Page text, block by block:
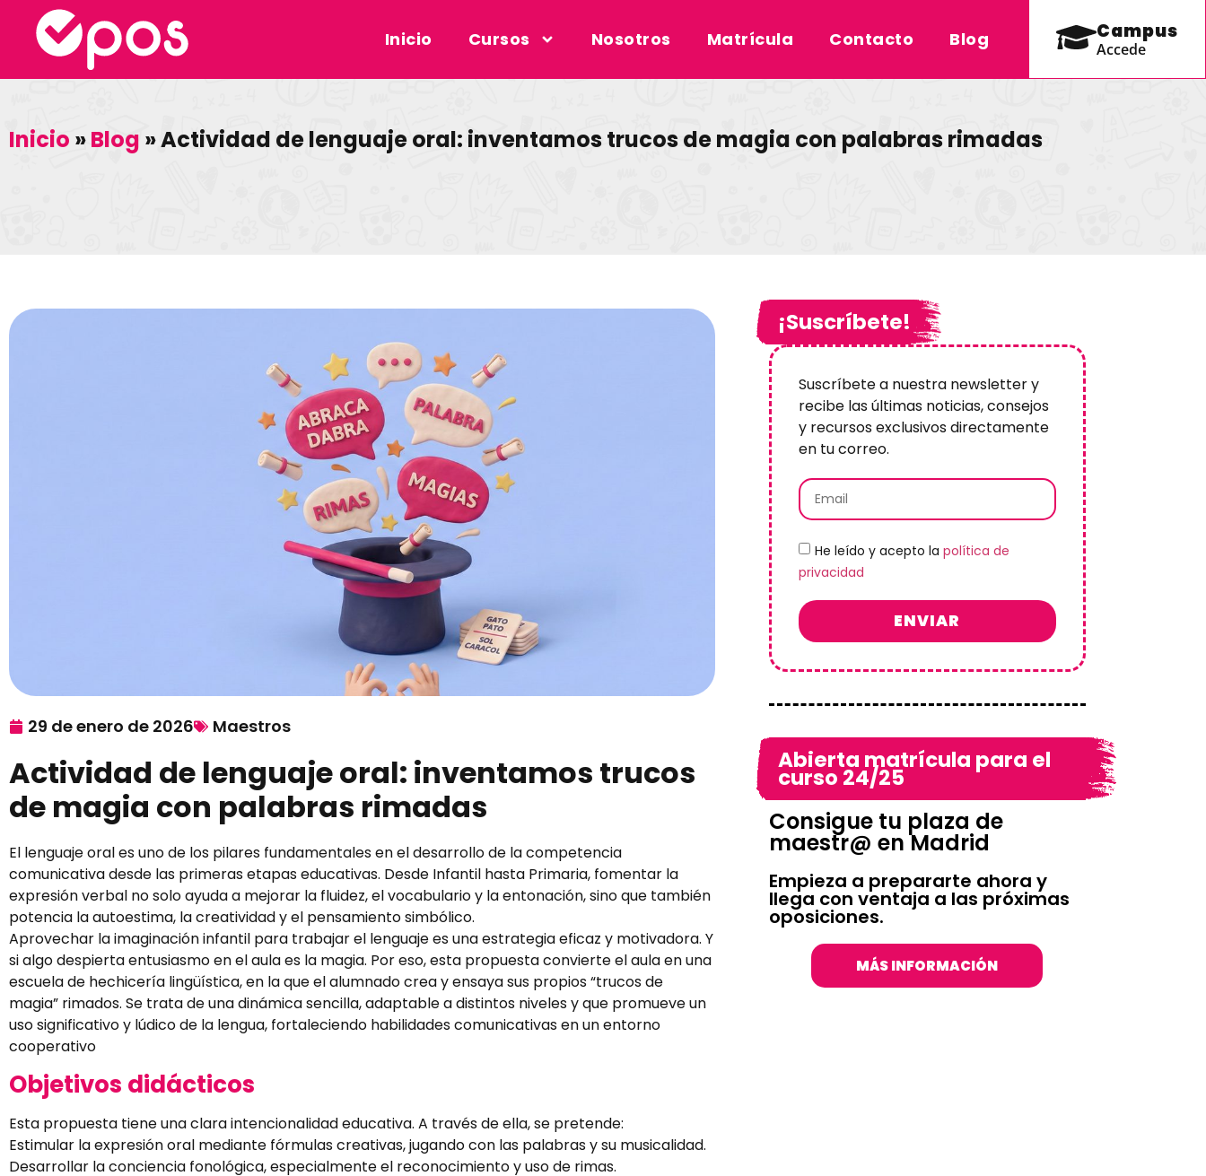
Inicio Cursos Nosotros Matrícula Contacto Blog Campus
Accede
Inicio »Blog »Actividad de lenguaje oral: inventamos trucos de magia con palabras rimadas
29 de enero de 2026 Maestros
Actividad de lenguaje oral: inventamos trucos
de magia con palabras rimadas
El lenguaje oral es uno de los pilares fundamentales en el desarrollo de la competencia
comunicativa desde las primeras etapas educativas. Desde Infantil hasta Primaria, fomentar la
expresión verbal no solo ayuda a mejorar la fluidez, el vocabulario y la entonación, sino que también
potencia la autoestima, la creatividad y el pensamiento simbólico.
Aprovechar la imaginación infantil para trabajar el lenguaje es una estrategia eficaz y motivadora. Y
si algo despierta entusiasmo en el aula es la magia. Por eso, esta propuesta convierte el aula en una
escuela de hechicería lingüística, en la que el alumnado crea y ensaya sus propios “trucos de
magia” rimados. Se trata de una dinámica sencilla, adaptable a distintos niveles y que promueve un
uso significativo y lúdico de la lengua, fortaleciendo habilidades comunicativas en un entorno
cooperativo
Objetivos didácticos
Esta propuesta tiene una clara intencionalidad educativa. A través de ella, se pretende:
Estimular la expresión oral mediante fórmulas creativas, jugando con las palabras y su musicalidad.
Desarrollar la conciencia fonológica, especialmente el reconocimiento y uso de rimas.
¡Suscríbete!
Suscríbete a nuestra newsletter y
recibe las últimas noticias, consejos
y recursos exclusivos directamente
en tu correo.
He leído y acepto la política de
privacidad
ENVIAR
Abierta matrícula para el
curso 24/25
Consigue tu plaza de
maestr@ en Madrid
Empieza a prepararte ahora y
llega con ventaja a las próximas
oposiciones.
MÁS INFORMACIÓN